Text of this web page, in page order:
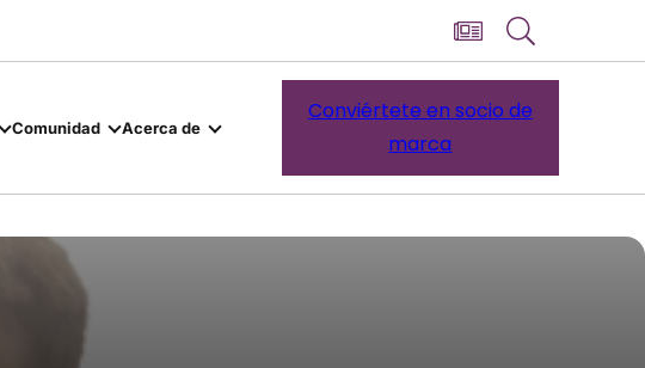
Comunidad Acerca de
Conviértete en socio de
marca